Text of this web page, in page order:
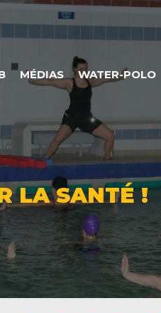
MÉDIAS WATER-POLO
LA SANTÉ !